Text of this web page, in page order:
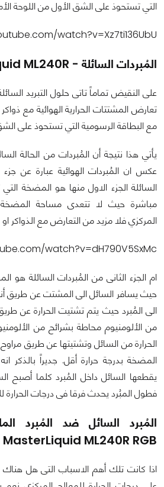
التي تستحوذ على الشق الأول من اللوحة
watch?v=Xz7ti136UbU
المُبردات السائلة - MasterLiquid ML240R
على النقيض تماماً تاتى حلول التبريد
تعارض المشتتات الحرارية الهوائية مع
مع البطاقة الرسومية التي تستحوذ على
يأتي هذا نتيجة أن المُبردات من الحالة
عكس ان المُبردات الهوائية عبارة عن
السائلة الجزء الاول منها هو المضخة
مباشرة حيث لا تتعدى مساحة
المركزي فلا مزيد من التعارض مع الذواكر او
watch?v=dH790V5SxMc
حيث يسافر السائل الى المشتت عن طريق
الى المُبرد حيث يتم تشتيت الحرارة عن
من الألومنيوم محاطة بشرائح من
الحرارة من السائل وتشتيتها عن طريق مراوح
المضخة بدرجة حرارة أقل. جديراً بالذكر
يقطعها السائل داخل المُبرد كلما أصبح
فطول المبُرد يحدث فرقا فى درجات الحرارة
MasterLiquid ML240R RGB
اذا كانت تلك أهم الاسباب التى هل هناك